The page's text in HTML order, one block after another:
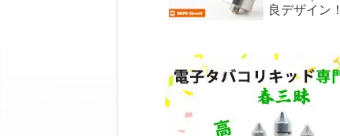
良デザイン